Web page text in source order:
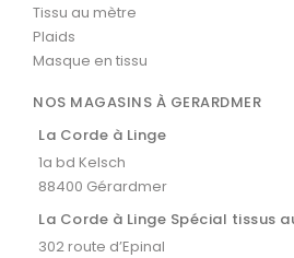
Tissu au mètre
Plaids
Masque en tissu
NOS MAGASINS À GERARDMER
La Corde à Linge
1a bd Kelsch
88400 Gérardmer
La Corde à Linge Spécial tissus
302 route d’Epinal